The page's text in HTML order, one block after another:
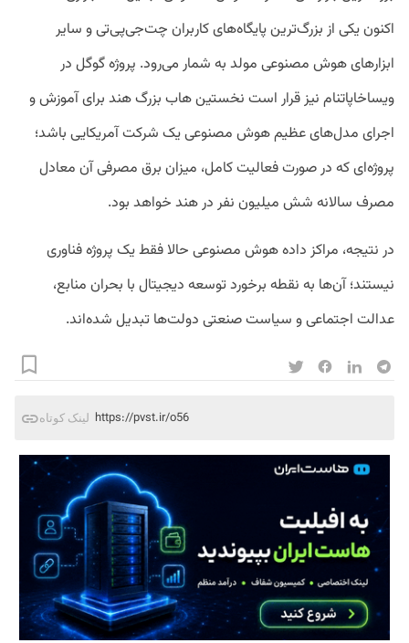
اکنون یکی از بزرگ‌ترین پایگاه‌های کاربران چت‌جی‌پی‌تی و سایر
ابزارهای هوش مصنوعی مولد به شمار می‌رود. پروژه گوگل در
ویساخاپاتنام نیز قرار است نخستین هاب بزرگ هند برای آموزش و
اجرای مدل‌های عظیم هوش مصنوعی یک شرکت آمریکایی باشد؛
پروژه‌ای که در صورت فعالیت کامل، میزان برق مصرفی آن معادل
مصرف سالانه شش میلیون نفر در هند خواهد بود.
در نتیجه، مراکز داده هوش مصنوعی حالا فقط یک پروژه فناوری
نیستند؛ آن‌ها به نقطه برخورد توسعه دیجیتال با بحران منابع،
عدالت اجتماعی و سیاست صنعتی دولت‌ها تبدیل شده‌اند.
لینک کوتاه https://pvst.ir/o56